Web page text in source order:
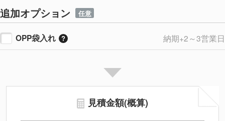
追加オプション 任意
OPP袋入れ 納期+2～3営業日
見積金額(概算)